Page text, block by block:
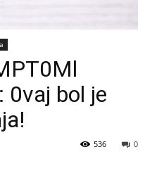
0vaj bol je
0
536